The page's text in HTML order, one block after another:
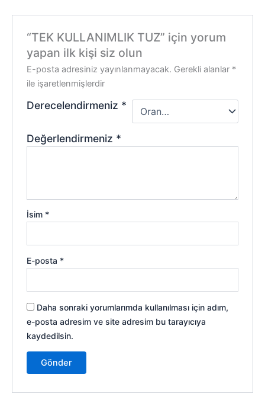
“TEK KULLANIMLIK TUZ” için yorum
yapan ilk kişi siz olun
E-posta adresiniz yayınlanmayacak. Gerekli alanlar *
ile işaretlenmişlerdir
Derecelendirmeniz *
Değerlendirmeniz *
İsim *
E-posta *
Daha sonraki yorumlarımda kullanılması için adım,
e-posta adresim ve site adresim bu tarayıcıya
kaydedilsin.